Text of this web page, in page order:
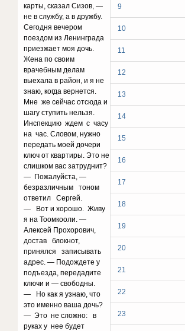
9
10
11
12
13
14
15
16
17
18
19
20
21
22
23
карты, сказал Сизов, —
не в службу, а в дружбу.
Сегодня вечером
поездом из Ленинграда
приезжает моя дочь.
Жена по своим
врачебным делам
выехала в район, и я не
знаю, когда вернется.
Мне же сейчас отсюда и
шагу ступить нельзя.
Инспекцию ждем с часу
на час. Словом, нужно
передать моей дочери
ключ от квартиры. Это не
слишком вас затруднит?
— Пожалуйста, —
безразличным тоном
ответил Сергей.
— Вот и хорошо. Живу
я на Тоомкооли. —
Алексей Прохорович,
достав блокнот,
принялся записывать
адрес. — Подождете у
подъезда, передадите
ключи и — свободны.
— Но как я узнаю, что
это именно ваша дочь?
— Это не сложно: в
руках у нее будет